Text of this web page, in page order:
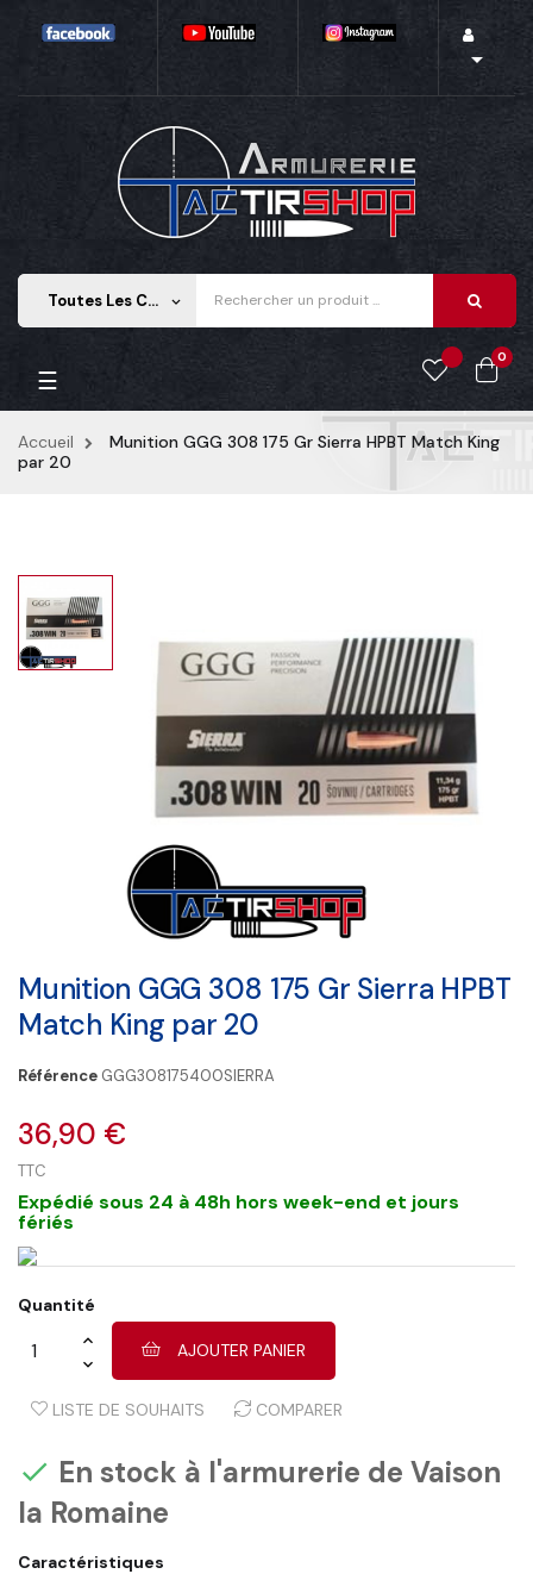

Toutes Les Catégories keyboard_arrow_down
0
Basculer la navigation
☰
Accueil
Munition GGG 308 175 Gr Sierra HPBT Match King
par 20
Munition GGG 308 175 Gr Sierra HPBT
Match King par 20
Référence GGG308175400SIERRA
36,90 €
TTC
Expédié sous 24 à 48h hors week-end et jours
fériés
Quantité
AJOUTER PANIER
LISTE DE SOUHAITS COMPARER
 En stock à l'armurerie de Vaison
la Romaine
Caractéristiques